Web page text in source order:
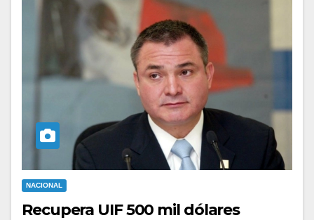
NACIONAL
Recupera UIF 500 mil dólares